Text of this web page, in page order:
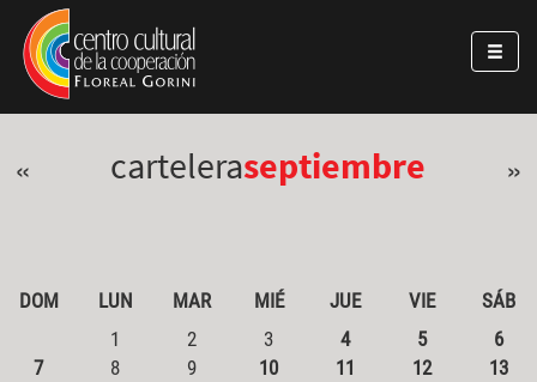
Pasar al contenido principal
Jump to main content
« carteleraseptiembre »
DOM LUN MAR MIÉ JUE VIE
SÁB
1
2 3 4 5
6
7
8 9 10 11 12
13